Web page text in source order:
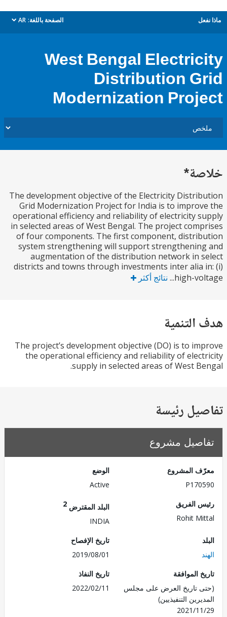
الصفحة باللغة: AR
dropdown
West Bengal
Distribution
Modernization
The development objective of the Electricity
Grid Modernization Project for India is to
operational efficiency and reliability of electricity
in selected areas of West Bengal. The project
of four components. The first component,
system strengthening will support
augmentation of the distribution network in
districts and towns through investments inter
high- نتائج أكثر
The project’s development objective (DO) is to
the operational efficiency and reliability of
supply in selected areas of West
رئيسة
مشروع
المشروع
الفريق
Rohit
البلد المقترض
تاريخ الإفصاح
2019/08/01
الموافقة
تاريخ العرض على مجلس
التنفيذيين)
2021/
تاريخ النفاذ
2022/02/11